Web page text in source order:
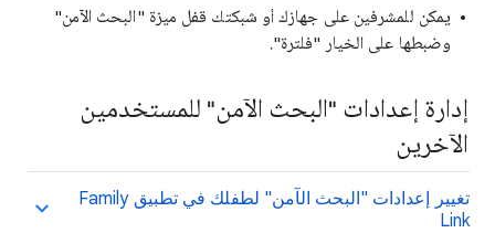
يمكن للمشرفين على جهازك أو شبكتك قفل ميزة "البحث الآمن"
وضبطها على الخيار "فلترة".
إدارة إعدادات "البحث الآمن" للمستخدمين
الآخرين
تغيير إعدادات "البحث الآمن" لطفلك في تطبيق Family
Link